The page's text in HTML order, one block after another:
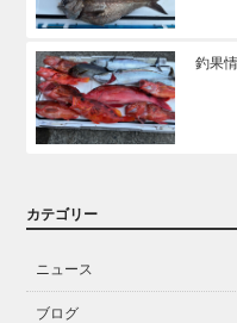
釣果
カテゴリー
ニュース
ブログ